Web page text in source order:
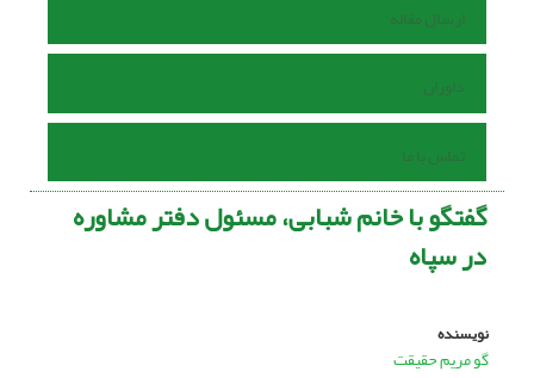
ارسال مقاله
داوران
تماس با ما
گفتگو با خانم شبابی، مسئول دفتر مشاوره
در سپاه
نویسنده
گو مریم حقیقت